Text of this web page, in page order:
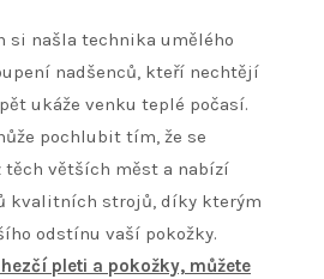
si našla technika umělého
nadšenců, kteří nechtějí
ukáže venku teplé počasí.
pochlubit tím, že se
těch větších měst a nabízí
kvalitních strojů, díky kterým
odstínu vaší pokožky.
pleti a pokožky, můžete